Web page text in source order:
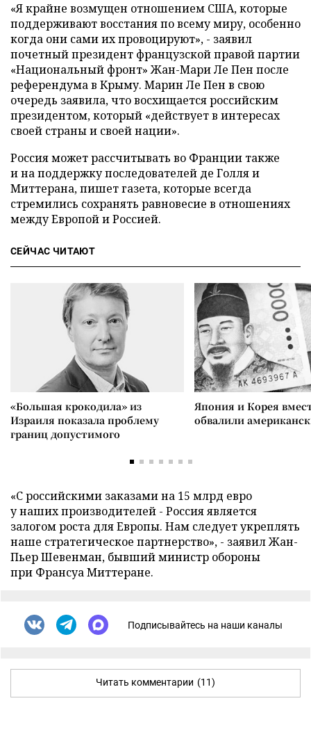
«Я крайне возмущен отношением США, которые
поддерживают восстания по всему миру, особенно
когда они сами их провоцируют», - заявил
почетный президент французской правой партии
«Национальный фронт» Жан-Мари Ле Пен после
референдума в Крыму. Марин Ле Пен в свою
очередь заявила, что восхищается российским
президентом, который «действует в интересах
своей страны и своей нации».
Россия может рассчитывать во Франции также
и на поддержку последователей де Голля и
Миттерана, пишет газета, которые всегда
стремились сохранять равновесие в отношениях
между Европой и Россией.
СЕЙЧАС ЧИТАЮТ
«Большая крокодила» из
Израиля показала проблему
границ допустимого
Япония и Корея
обвалили
«С российскими заказами на 15 млрд евро
у наших производителей - Россия является
залогом роста для Европы. Нам следует укреплять
наше стратегическое партнерство», - заявил Жан-
Пьер Шевенман, бывший министр обороны
при Франсуа Миттеране.
Подписывайтесь на наши каналы
Читать комментарии (11)